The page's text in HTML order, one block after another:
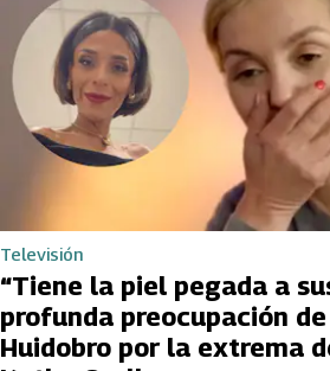
Televisión
“Tiene la piel pegada a
profunda preocupación
Huidobro por la extrema